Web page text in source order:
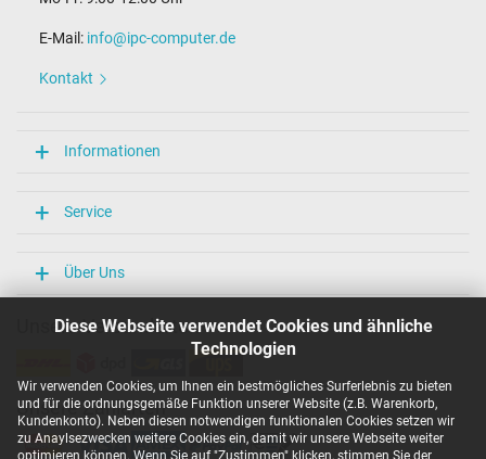
Diese Webseite verwendet Cookies und ähnliche
Technologien
Wir verwenden Cookies, um Ihnen ein bestmögliches Surferlebnis zu bieten
und für die ordnungsgemäße Funktion unserer Website (z.B. Warenkorb,
Kundenkonto). Neben diesen notwendigen funktionalen Cookies setzen wir
zu Anaylsezwecken weitere Cookies ein, damit wir unsere Webseite weiter
optimieren können. Wenn Sie auf "Zustimmen" klicken, stimmen Sie der
E-Mail: info@ipc-computer.de
Kontakt
Informationen
Service
Über Uns
Unsere Versandarten
Unsere Zahlarten